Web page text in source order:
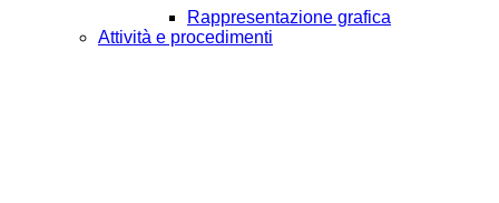
Rappresentazione grafica
Attività e procedimenti